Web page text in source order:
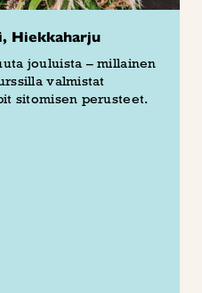
Hiekkaharju
jouluista – millainen
valmistat
sitomisen perusteet.